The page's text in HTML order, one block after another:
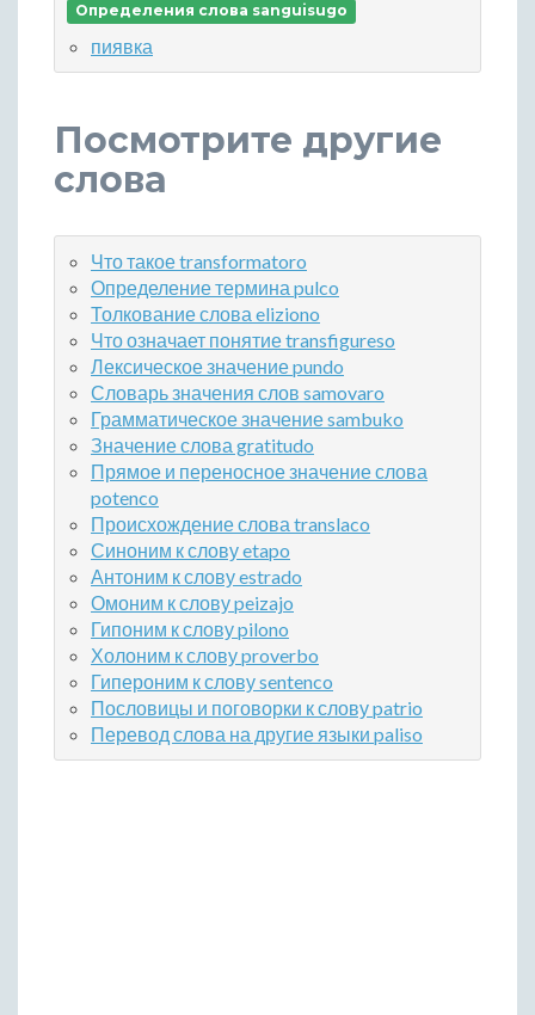
Определения слова sanguisugo
пиявка
Посмотрите другие
слова
Что такое transformatoro
Определение термина pulco
Толкование слова eliziono
Что означает понятие transfigureso
Лексическое значение pundo
Словарь значения слов samovaro
Грамматическое значение sambuko
Значение слова gratitudo
Прямое и переносное значение слова
potenco
Происхождение слова translaco
Синоним к слову etapo
Антоним к слову estrado
Омоним к слову peizajo
Гипоним к слову pilono
Холоним к слову proverbo
Гипероним к слову sentenco
Пословицы и поговорки к слову patrio
Перевод слова на другие языки paliso